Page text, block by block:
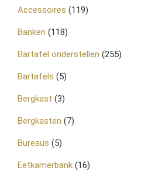
Accessoires (119)
Banken (118)
Bartafel onderstellen (255)
Bartafels (5)
Bergkast (3)
Bergkasten (7)
Bureaus (5)
Eetkamerbank (16)